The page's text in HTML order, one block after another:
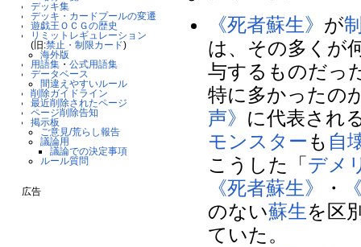
デッキ集
デッキ・カードプールの変遷
遊戯王ＯＣＧの歴史
リミットレギュレーション
(旧:禁止・制限カード)
海外版
用語集 ・公式用語集
データベース
間違えやすいルール
削除ガイドライン
最近削除されたページ
ページ削除告知
掲示板
ご意見/荒らし報告
議論用
議論での決定事項
ルール質問
広告
《死者蘇生》 が
は、その多くが
与するものだっ
特に多かったの
声》 に代表され
モンスター も 自
こうした「 デメ
《死者蘇生》
・
のない蘇生を区
ていた。